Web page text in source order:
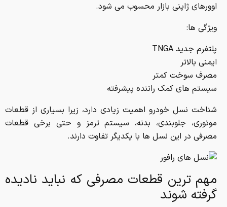
اوورهای ژاپنی بازار محسوب می شود.
ویژگی ها:
پلتفرم جدید TNGA
ایمنی بالاتر
مصرف سوخت کمتر
سیستم های کمک راننده پیشرفته
شناخت نسل خودرو اهمیت زیادی دارد، زیرا بسیاری از قطعات
موتوری، جلوبندی، بدنه، سیستم ترمز و حتی برخی قطعات
مصرفی در این نسل ها با یکدیگر تفاوت دارند.
مهم ترین قطعات مصرفی که نباید نادیده
گرفته شوند